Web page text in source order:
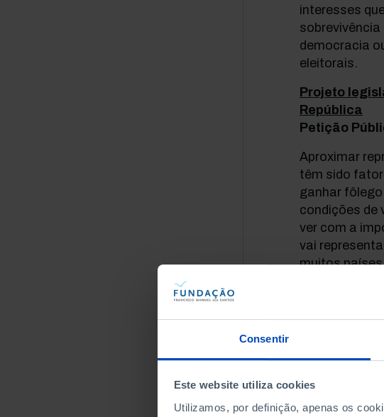
Consentir
Este website utiliza cookies
Utilizamos, por definição, apenas os
interesses
democracia
eleitorais.
Projeto
República
Petição
Aproximar
têm sido
ganhar
condições de
ver com a
vai
muitos
Artigo da
democracia
práticas